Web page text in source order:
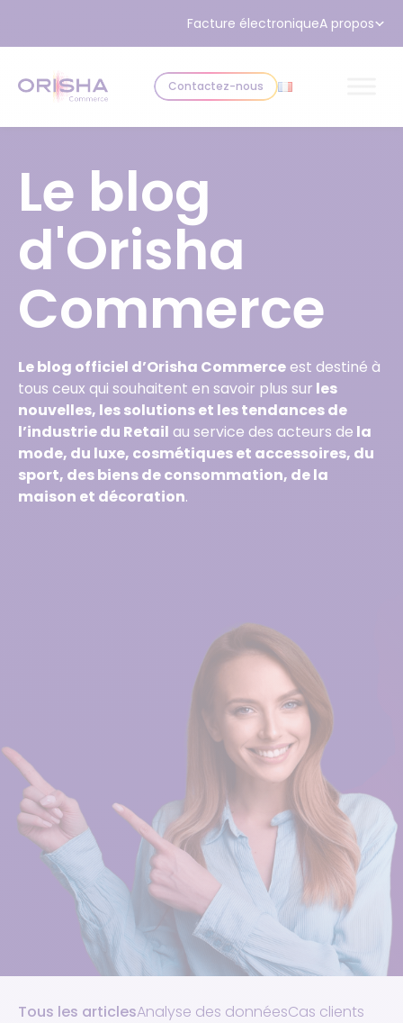
Facture électroniqueA propos
Contactez-nous
Le blog
d'Orisha
Commerce
Le blog officiel d’Orisha Commerceest destiné à
tous ceux qui souhaitent en savoir plus sur les
nouvelles, les solutions et les tendances de
l’industrie du Retail au service des acteurs de la
mode, du luxe, cosmétiques et accessoires, du
sport, des biens de consommation, de la
maison et décoration.
Tous les articlesAnalyse des donnéesCas clients